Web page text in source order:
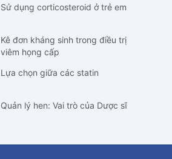
Sử dụng corticosteroid ở trẻ em
Kê đơn kháng sinh trong điều trị
viêm họng cấp
Lựa chọn giữa các statin
Quản lý hen: Vai trò của Dược sĩ